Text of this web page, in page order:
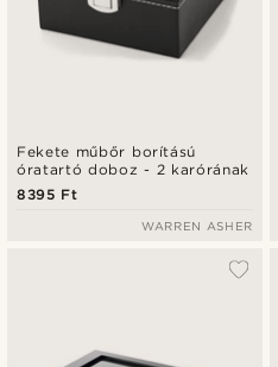
Fekete műbőr borítású
óratartó doboz - 2 karórának
8395 Ft
WARREN ASHER